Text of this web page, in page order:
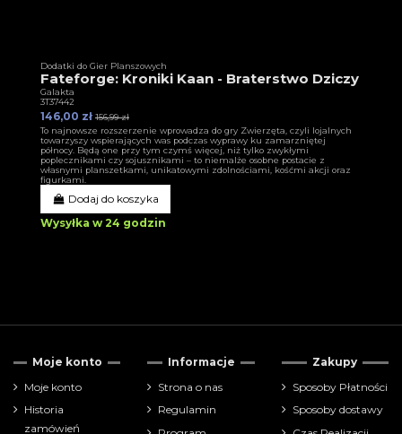
Dodatki do Gier Planszowych
Fateforge: Kroniki Kaan - Braterstwo Dziczy
Galakta
3T37442
146,00 zł 156,99 zł
To najnowsze rozszerzenie wprowadza do gry Zwierzęta, czyli lojalnych
towarzyszy wspierających was podczas wyprawy ku zamarzniętej
północy. Będą one przy tym czymś więcej, niż tylko zwykłymi
poplecznikami czy sojusznikami – to niemalże osobne postacie z
własnymi planszetkami, unikatowymi zdolnościami, kośćmi akcji oraz
figurkami.
Dodaj do koszyka
Wysyłka w 24 godzin
Moje konto
Moje konto
Historia
zamówień
Informacje
Strona o nas
Regulamin
Zakupy
Sposoby Płatności
Sposoby dostawy